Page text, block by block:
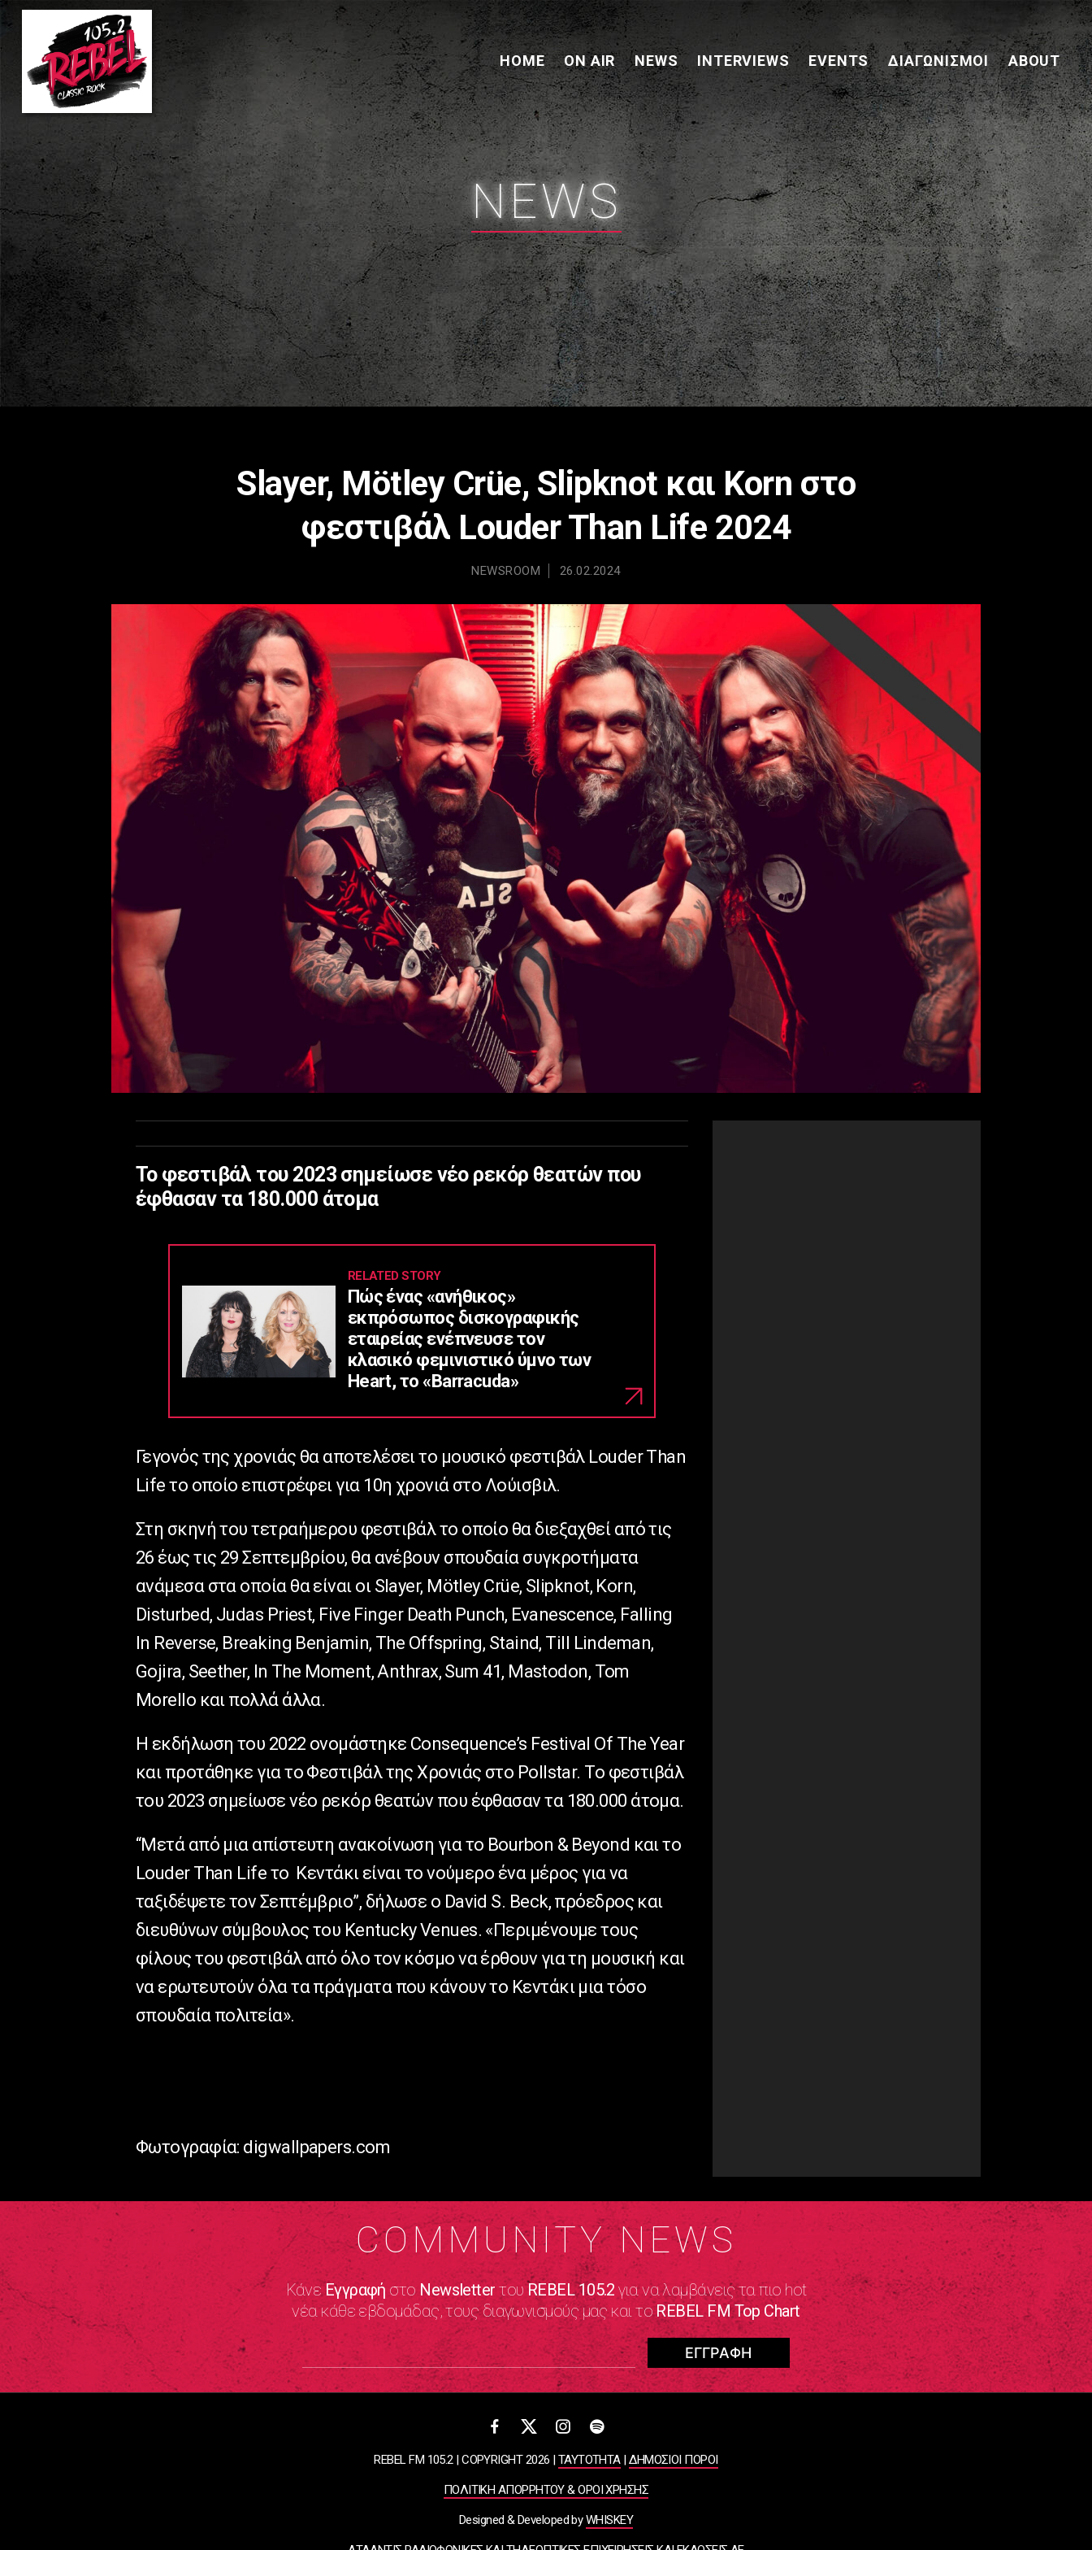
HOME ON AIR NEWS INTERVIEWS EVENTS ΔΙΑΓΩΝΙΣΜΟΊ ABOUT
NEWS
Slayer, Mötley Crüe, Slipknot και Korn στο
φεστιβάλ Louder Than Life 2024
NEWSROOM 26.02.2024
Το φεστιβάλ του 2023 σημείωσε νέο ρεκόρ θεατών που
έφθασαν τα 180.000 άτομα
RELATED STORY
Πώς ένας «ανήθικος»
εκπρόσωπος δισκογραφικής
εταιρείας ενέπνευσε τον
κλασικό φεμινιστικό ύμνο των
Heart, το «Barracuda»
Γεγονός της χρονιάς θα αποτελέσει το μουσικό φεστιβάλ Louder Than
Life το οποίο επιστρέφει για 10η χρονιά στο Λούισβιλ.
Στη σκηνή του τετραήμερου φεστιβάλ το οποίο θα διεξαχθεί από τις
26 έως τις 29 Σεπτεμβρίου, θα ανέβουν σπουδαία συγκροτήματα
ανάμεσα στα οποία θα είναι οι Slayer, Mötley Crüe, Slipknot, Korn,
Disturbed, Judas Priest, Five Finger Death Punch, Evanescence, Falling
In Reverse, Breaking Benjamin, The Offspring, Staind, Till Lindeman,
Gojira, Seether, In The Moment, Anthrax, Sum 41, Mastodon, Tom
Morello και πολλά άλλα.
Η εκδήλωση του 2022 ονομάστηκε Consequence’s Festival Of The Year
και προτάθηκε για το Φεστιβάλ της Χρονιάς στο Pollstar. Το φεστιβάλ
του 2023 σημείωσε νέο ρεκόρ θεατών που έφθασαν τα 180.000 άτομα.
“Μετά από μια απίστευτη ανακοίνωση για το Bourbon & Beyond και το
Louder Than Life το Κεντάκι είναι το νούμερο ένα μέρος για να
ταξιδέψετε τον Σεπτέμβριο”, δήλωσε ο David S. Beck, πρόεδρος και
διευθύνων σύμβουλος του Kentucky Venues. «Περιμένουμε τους
φίλους του φεστιβάλ από όλο τον κόσμο να έρθουν για τη μουσική και
να ερωτευτούν όλα τα πράγματα που κάνουν το Κεντάκι μια τόσο
σπουδαία πολιτεία».
Φωτογραφία: digwallpapers.com
COMMUNITY NEWS
ΚάνεΕγγραφή στο Newsletter τουREBEL 105.2 για να λαμβάνεις τα πιο hot
νέα κάθε εβδομάδας, τους διαγωνισμούς μας και τοREBEL FM Top Chart
REBEL FM 105.2 | COPYRIGHT 2026 | ΤΑΥΤΟΤΗΤΑ|ΔΗΜΟΣΙΟΙ ΠΟΡΟΙ
ΠΟΛΙΤΙΚΗ ΑΠΟΡΡΗΤΟΥ & ΟΡΟΙ ΧΡΗΣΗΣ
Designed & Developed byWHISKEY